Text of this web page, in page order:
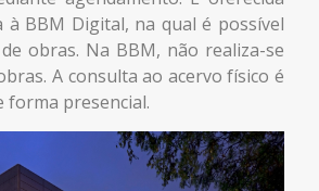
à BBM Digital, na qual é possível
obras. Na BBM, não realiza-se
A consulta ao acervo físico é
forma presencial.